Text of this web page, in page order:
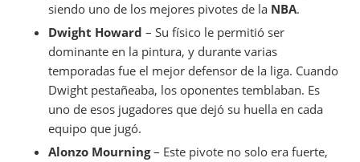
siendo uno de los mejores pivotes de la NBA.
Dwight Howard – Su físico le permitió ser
dominante en la pintura, y durante varias
temporadas fue el mejor defensor de la liga. Cuando
Dwight pestañeaba, los oponentes temblaban. Es
uno de esos jugadores que dejó su huella en cada
equipo que jugó.
Alonzo Mourning– Este pivote no solo era fuerte,